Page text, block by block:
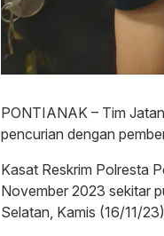
PONTIANAK – Tim
pencurian dengan
Kasat Reskrim Polresta
November 2023 sekitar
Selatan, Kamis (16/11/